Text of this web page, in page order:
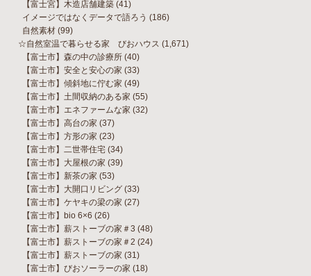
【富士宮】木造店舗建築 (41)
イメージではなくデータで語ろう (186)
自然素材 (99)
☆自然室温で暮らせる家 びおハウス (1,671)
【富士市】森の中の診療所 (40)
【富士市】安全と安心の家 (33)
【富士市】傾斜地に佇む家 (49)
【富士市】土間収納のある家 (55)
【富士市】エネファームな家 (32)
【富士市】高台の家 (37)
【富士市】方形の家 (23)
【富士市】二世帯住宅 (34)
【富士市】大屋根の家 (39)
【富士市】新茶の家 (53)
【富士市】大開口リビング (33)
【富士市】ケヤキの梁の家 (27)
【富士市】bio 6×6 (26)
【富士市】薪ストーブの家＃3 (48)
【富士市】薪ストーブの家＃2 (24)
【富士市】薪ストーブの家 (31)
【富士市】びおソーラーの家 (18)